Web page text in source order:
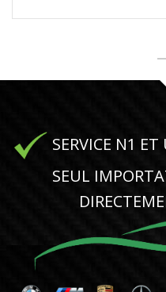
SERVICE N1
SEUL